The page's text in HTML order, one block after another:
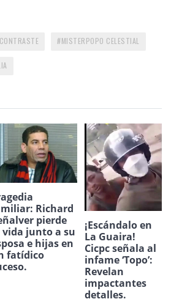
MISTERPOPO CELESTIAL
Richard
pierde
vida junto a su
e hijas en
fatídico
¡Escándalo en
La Guaira!
Cicpc señala al
infame ‘Topo’:
Revelan
impactantes
detalles.